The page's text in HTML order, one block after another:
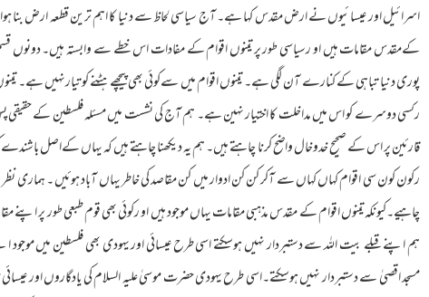
اسرائیل اور عیسائیوں نے ارض مقدس کہا ہے۔ آج سیاسی لحاظ سے دنیا کا اہم ترین قطعہ ارض بنا
کےمقدس مقامات ہیں او رسیاسی طور پر تینوں اقوام کے مفادات اس خطے سے وابستہ ہیں۔
پوری دنیا تباہی کے کنارے آن لگی ہے۔ تینوں اقوام میں سےکوئی بھی پیچھے ہٹنے کو تیارنہیں ہے۔
رکسی دوسرے کو اس میں مداخلت کا اختیار نہین ہے۔ ہم آج کی نشست میں مسئلہ فلسطین کے حقیقی
قارئین پر اس کے صحیح خدوخال واضح کرنا چاہتے ہیں۔ ہم یہ دیکھنا چاہتے ہیں کہ یہاں کےاصل
رکون کون سی اقوام کہاں کہاں سے آکر کن کن ادوار میں کن مقاصد کی خاطر یہاں آباد ہوئیں ۔ ہماری
چاہیے۔کیونکہ تینوں اقوام کے مقدس مذہبی مقامات یہاں موجود ہیں او رکوئی بھی قوم طبعی طور پر
ہم اپنے قبلے بیت اللہ سے دستبردار نہیں ہوسکتے اسی طرح عیسائی اور یہودی بھی فلسطین میں
مسجد اقصیٰ سے دستبردار نہیں ہوسکتے۔اسی طرح یہودی حضرت موسیٰ علیہ السلام کی یادگاروں اور